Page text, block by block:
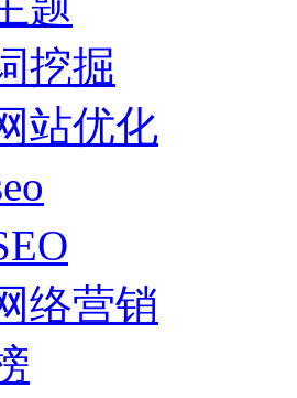
挖掘
站优化
络营销